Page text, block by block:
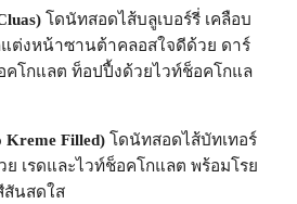
โดนัทสอดไส้บลูเบอร์รี่ เคลือบ
ต่งหน้าซานต้าคลอสใจดีด้วย ดาร์
คโกแลต ท็อปปื้งด้วยไวท์ช็อคโกแล
Filled) โดนัทสอดไส้บัทเทอร์
เรดและไวท์ช็อคโกแลต พร้อมโรย
สันสดใส